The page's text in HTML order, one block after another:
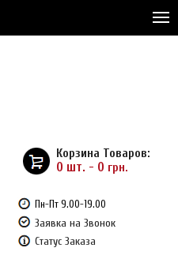
Пн-Пт 9.00-19.00
Заявка на Звонок
Статус Заказа
Корзина Товаров:
0 шт. - 0 грн.